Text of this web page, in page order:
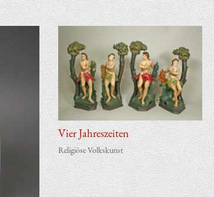
Vier Jah­res­zei­ten
Religiöse Volkskunst